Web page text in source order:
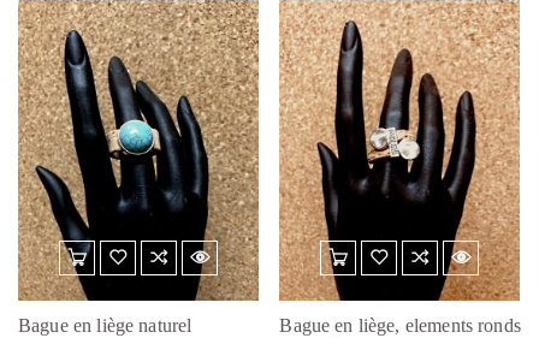
Bague en liège naturel
Bague en liège, elements ronds